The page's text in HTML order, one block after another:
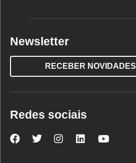
Newsletter
RECEBER NOVIDADES
Redes sociais
NovaNova Nova Nova